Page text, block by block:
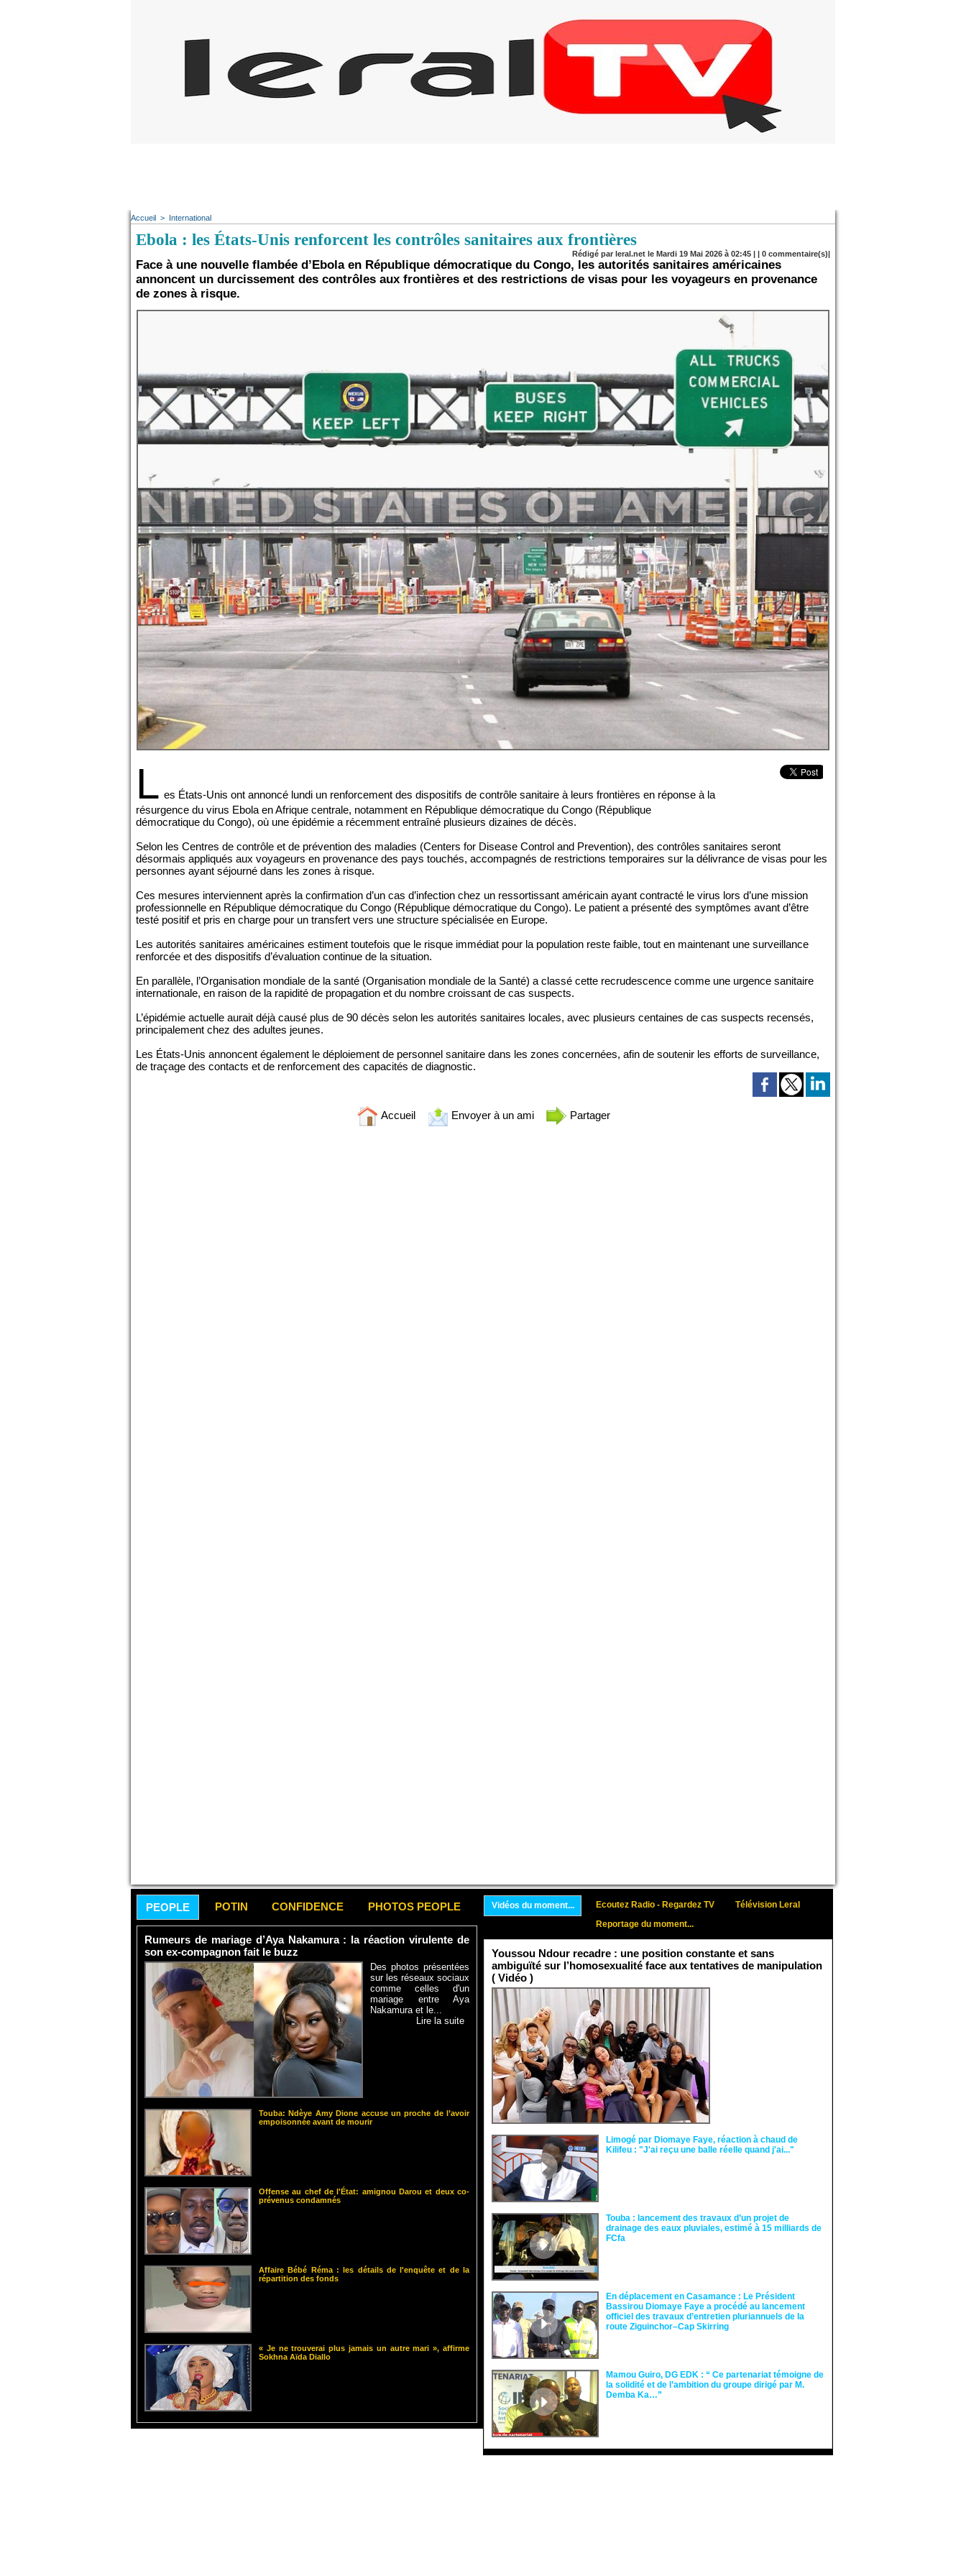
Accueil > International
Ebola : les États-Unis renforcent les contrôles sanitaires aux frontières
Rédigé par leral.net le Mardi 19 Mai 2026 à 02:45 | | 0 commentaire(s)|
Face à une nouvelle flambée d’Ebola en République démocratique du Congo, les autorités sanitaires américaines
annoncent un durcissement des contrôles aux frontières et des restrictions de visas pour les voyageurs en provenance
de zones à risque.
L es États-Unis ont annoncé lundi un renforcement des dispositifs de contrôle sanitaire à leurs frontières en réponse à la
résurgence du virus Ebola en Afrique centrale, notamment en République démocratique du Congo (République
démocratique du Congo), où une épidémie a récemment entraîné plusieurs dizaines de décès.
Selon les Centres de contrôle et de prévention des maladies (Centers for Disease Control and Prevention), des contrôles sanitaires seront
désormais appliqués aux voyageurs en provenance des pays touchés, accompagnés de restrictions temporaires sur la délivrance de visas pour les
personnes ayant séjourné dans les zones à risque.
Ces mesures interviennent après la confirmation d’un cas d’infection chez un ressortissant américain ayant contracté le virus lors d’une mission
professionnelle en République démocratique du Congo (République démocratique du Congo). Le patient a présenté des symptômes avant d’être
testé positif et pris en charge pour un transfert vers une structure spécialisée en Europe.
Les autorités sanitaires américaines estiment toutefois que le risque immédiat pour la population reste faible, tout en maintenant une surveillance
renforcée et des dispositifs d’évaluation continue de la situation.
En parallèle, l’Organisation mondiale de la santé (Organisation mondiale de la Santé) a classé cette recrudescence comme une urgence sanitaire
internationale, en raison de la rapidité de propagation et du nombre croissant de cas suspects.
L’épidémie actuelle aurait déjà causé plus de 90 décès selon les autorités sanitaires locales, avec plusieurs centaines de cas suspects recensés,
principalement chez des adultes jeunes.
Les États-Unis annoncent également le déploiement de personnel sanitaire dans les zones concernées, afin de soutenir les efforts de surveillance,
de traçage des contacts et de renforcement des capacités de diagnostic.
Accueil Envoyer à un ami Partager
PEOPLE POTIN CONFIDENCE PHOTOS PEOPLE
Rumeurs de mariage d’Aya Nakamura : la réaction virulente de
son ex-compagnon fait le buzz
Des photos présentées
sur les réseaux sociaux
comme celles d'un
mariage entre Aya
Nakamura et le...
Lire la suite
Touba: Ndèye Amy Dione accuse un proche de l’avoir
empoisonnée avant de mourir
Offense au chef de l'État: amignou Darou et deux co-
prévenus condamnés
Affaire Bébé Réma : les détails de l'enquête et de la
répartition des fonds
« Je ne trouverai plus jamais un autre mari », affirme
Sokhna Aïda Diallo
Vidéos du moment... Ecoutez Radio - Regardez TV
Télévision Leral
Reportage du moment...
Youssou Ndour recadre : une position constante et sans
ambiguïté sur l’homosexualité face aux tentatives de manipulation
( Vidéo )
Limogé par Diomaye Faye, réaction à chaud de
Kilifeu : "J'ai reçu une balle réelle quand j'ai..."
Touba : lancement des travaux d’un projet de
drainage des eaux pluviales, estimé à 15 milliards de
FCfa ‎
En déplacement en Casamance : Le Président
Bassirou Diomaye Faye a procédé au lancement
officiel des travaux d’entretien pluriannuels de la
route Ziguinchor–Cap Skirring
Mamou Guiro, DG EDK : “ Ce partenariat témoigne de
la solidité et de l’ambition du groupe dirigé par M.
Demba Ka…”